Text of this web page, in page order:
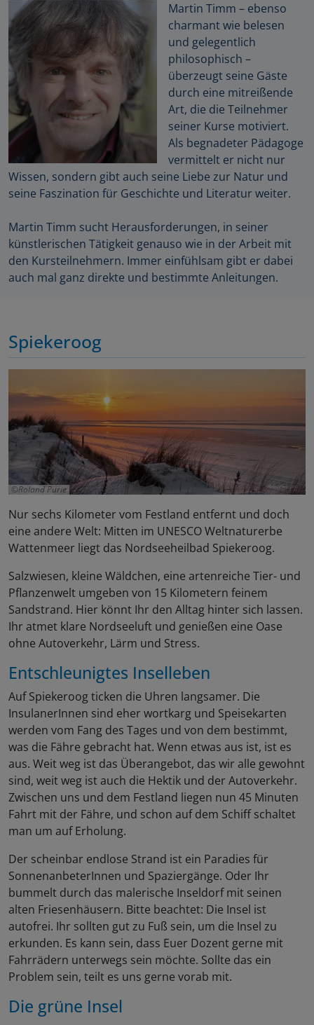
Martin Timm – ebenso
charmant wie belesen
und gelegentlich
philosophisch –
überzeugt seine Gäste
durch eine mitreißende
Art, die die Teilnehmer
seiner Kurse motiviert.
Als begnadeter Pädagoge
vermittelt er nicht nur
Wissen, sondern gibt auch seine Liebe zur Natur und
seine Faszination für Geschichte und Literatur weiter.
Martin Timm sucht Herausforderungen, in seiner
künstlerischen Tätigkeit genauso wie in der Arbeit mit
den Kursteilnehmern. Immer einfühlsam gibt er dabei
auch mal ganz direkte und bestimmte Anleitungen.
Spiekeroog
Roland Purie
Nur sechs Kilometer vom Festland entfernt und doch
eine andere Welt: Mitten im UNESCO Weltnaturerbe
Wattenmeer liegt das Nordseeheilbad Spiekeroog.
Salzwiesen, kleine Wäldchen, eine artenreiche Tier- und
Pflanzenwelt umgeben von 15 Kilometern feinem
Sandstrand. Hier könnt Ihr den Alltag hinter sich lassen.
Ihr atmet klare Nordseeluft und genießen eine Oase
ohne Autoverkehr, Lärm und Stress.
Entschleunigtes Inselleben
Auf Spiekeroog ticken die Uhren langsamer. Die
InsulanerInnen sind eher wortkarg und Speisekarten
werden vom Fang des Tages und von dem bestimmt,
was die Fähre gebracht hat. Wenn etwas aus ist, ist es
aus. Weit weg ist das Überangebot, das wir alle gewohnt
sind, weit weg ist auch die Hektik und der Autoverkehr.
Zwischen uns und dem Festland liegen nun 45 Minuten
Fahrt mit der Fähre, und schon auf dem Schiff schaltet
man um auf Erholung.
Der scheinbar endlose Strand ist ein Paradies für
SonnenanbeterInnen und Spaziergänge. Oder Ihr
bummelt durch das malerische Inseldorf mit seinen
alten Friesenhäusern. Bitte beachtet: Die Insel ist
autofrei. Ihr sollten gut zu Fuß sein, um die Insel zu
erkunden. Es kann sein, dass Euer Dozent gerne mit
Fahrrädern unterwegs sein möchte. Sollte das ein
Problem sein, teilt es uns gerne vorab mit.
Die grüne Insel